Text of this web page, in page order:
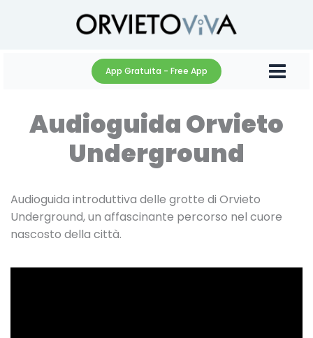
App Gratuita - Free App
Audioguida Orvieto
Underground
Audioguida introduttiva delle grotte di Orvieto
Underground, un affascinante percorso nel cuore
nascosto della città.